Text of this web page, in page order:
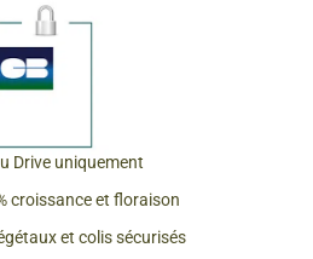
& Graines Spéciales Fraîcheur
de fleurs de A à Z
du Potager
Drive uniquement
croissance et floraison
et colis sécurisés